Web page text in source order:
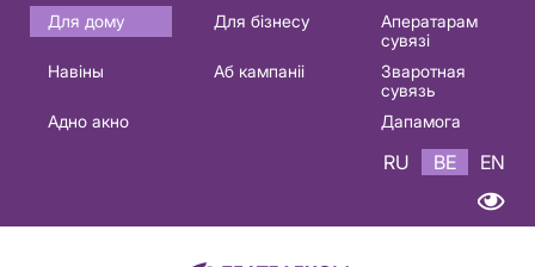
Основная
навигация
Для дому Для бізнесу
Аператарам
сувязі
Навіны
Аб кампаніі
Зваротная
сувязь
Адно акно
Дапамога
RU BE EN